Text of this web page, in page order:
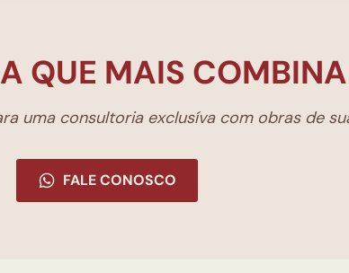
QUE MAIS
uma consultoria exclusíva com obras de
FALE CONOSCO